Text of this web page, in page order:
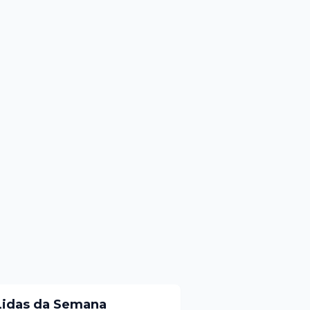
da Semana